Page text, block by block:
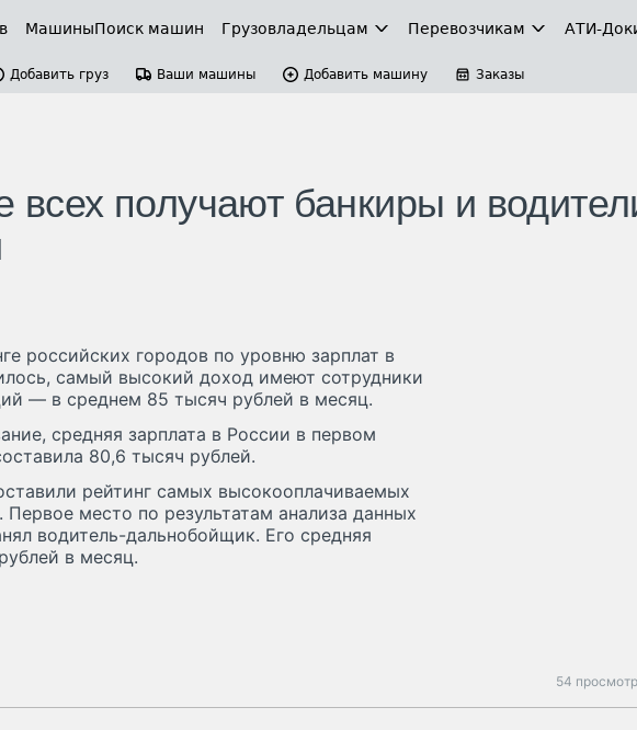
МашиныПоиск машин Грузовладельцам Перевозчикам АТИ-
Добавить груз Ваши машины Добавить машину Заказы
получают банкиры и
российских городов по уровню зарплат в
самый высокий доход имеют сотрудники
— в среднем 85 тысяч рублей в месяц.
средняя зарплата в России в первом
80,6 тысяч рублей.
рейтинг самых высокооплачиваемых
место по результатам анализа данных
водитель-дальнобойщик. Его средняя
в месяц.
54